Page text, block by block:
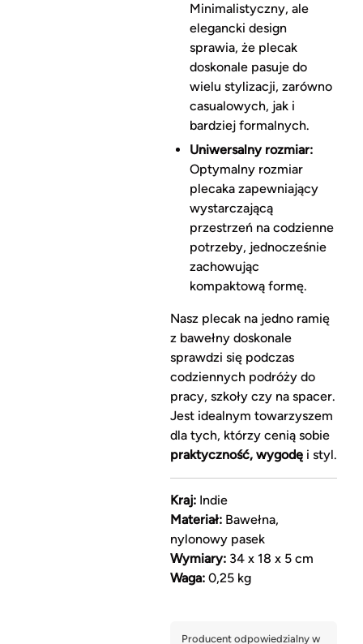
Minimalistyczny, ale
elegancki design
sprawia, że plecak
doskonale pasuje do
wielu stylizacji, zarówno
casualowych, jak i
bardziej formalnych.
Uniwersalny rozmiar:
Optymalny rozmiar
plecaka zapewniający
wystarczającą
przestrzeń na codzienne
potrzeby, jednocześnie
zachowując
kompaktową formę.
Nasz plecak na jedno ramię
z bawełny doskonale
sprawdzi się podczas
codziennych podróży do
pracy, szkoły czy na spacer.
Jest idealnym towarzyszem
dla tych, którzy cenią sobie
praktyczność, wygodęi styl.
Kraj:Indie
Materiał:Bawełna,
nylonowy pasek
Wymiary:34 x 18 x 5 cm
Waga:0,25 kg